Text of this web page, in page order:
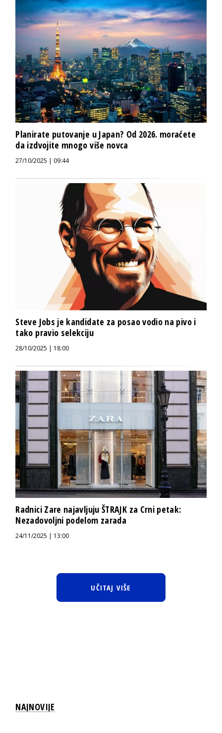
Planirate putovanje u Japan? Od 2026. moraćete
da izdvojite mnogo više novca
27/10/2025 | 09:44
Steve Jobs je kandidate za posao vodio na pivo i
tako pravio selekciju
28/10/2025 | 18:00
Radnici Zare najavljuju ŠTRAJK za Crni petak:
Nezadovoljni podelom zarada
24/11/2025 | 13:00
UČITAJ VIŠE
NAJNOVIJE